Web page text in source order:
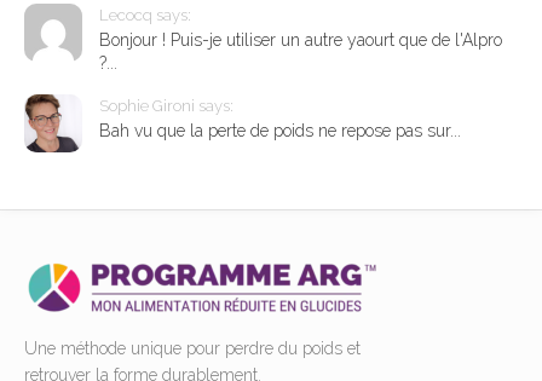
Lecocq says:
Bonjour ! Puis-je utiliser un autre yaourt que de l'Alpro
?...
Sophie Gironi says:
Bah vu que la perte de poids ne repose pas sur...
Une méthode unique pour perdre du poids et
retrouver la forme durablement.